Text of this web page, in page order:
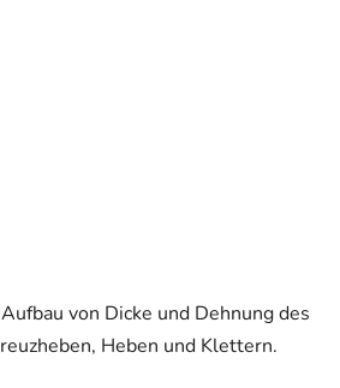
von Dicke und Dehnung des
Heben und Klettern.